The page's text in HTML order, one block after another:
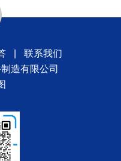
联系我们
造有限公司